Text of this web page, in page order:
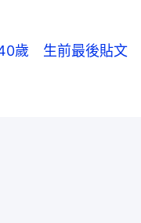
歲 生前最後貼文